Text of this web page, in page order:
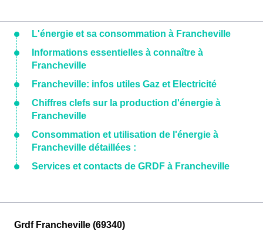
L'énergie et sa consommation à Francheville
Informations essentielles à connaître à
Francheville
Francheville: infos utiles Gaz et Electricité
Chiffres clefs sur la production d'énergie à
Francheville
Consommation et utilisation de l'énergie à
Francheville détaillées :
Services et contacts de GRDF à Francheville
Grdf Francheville (69340)